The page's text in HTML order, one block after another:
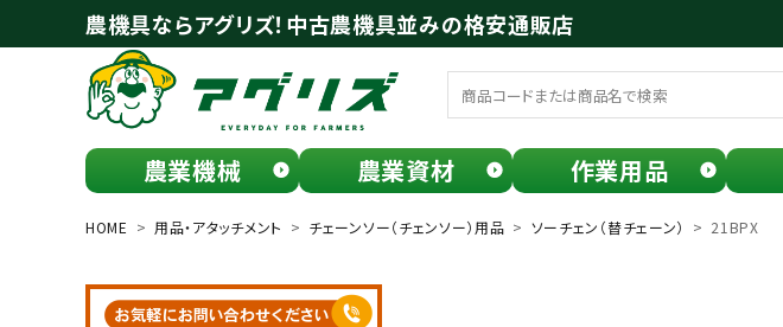
農機具ならアグリズ！中古農機具並みの格安通販店
農業機械 農業資材 作業用品
ログイン person 会員登録
search
HOME 用品・アタッチメント チェーンソー（チェンソー）用品 ソーチェン（替チェーン） 21BPX